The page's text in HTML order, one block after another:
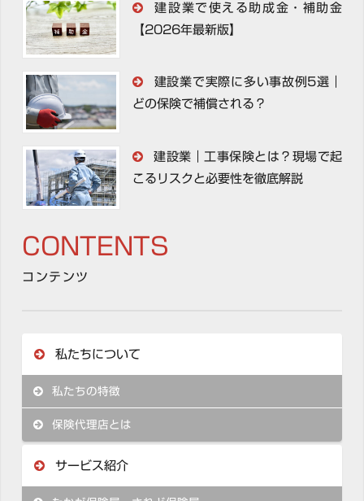
建設業で使える助成金・補助金
【2026年最新版】
建設業で実際に多い事故例5選｜
どの保険で補償される？
建設業｜工事保険とは？現場で起
こるリスクと必要性を徹底解説
CONTENTS
コンテンツ
私たちについて
私たちの特徴
保険代理店とは
サービス紹介